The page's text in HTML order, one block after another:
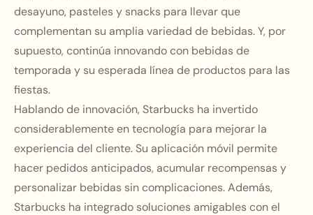
desayuno, pasteles y snacks para llevar que
complementan su amplia variedad de bebidas. Y, por
supuesto, continúa innovando con bebidas de
temporada y su esperada línea de productos para las
fiestas.
Hablando de innovación, Starbucks ha invertido
considerablemente en tecnología para mejorar la
experiencia del cliente. Su aplicación móvil permite
hacer pedidos anticipados, acumular recompensas y
personalizar bebidas sin complicaciones. Además,
Starbucks ha integrado soluciones amigables con el